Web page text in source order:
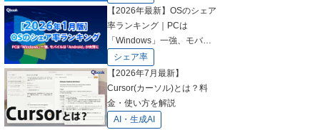
【2026年最新】OSのシェア
率ランキング｜PCは
「Windows」一強、モバイ
ルは「Android」が肉薄に
シェア率
【2026年7月最新】
Cursor(カーソル)とは？料
金・使い方を解説
AI・生成AI